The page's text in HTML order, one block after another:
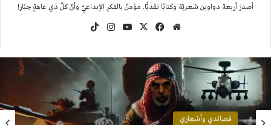
أصدرَ أربعة دواوين شعريّة وكتابًا نقديًّا. مؤمنٌ بالفكرِ الإبداعيّ وأنّ كلّ ذي عاهةٍ جبّار!
موقع
فيسبوك
‫X
‫YouTubeانستقرام
قصائدي وأشعاري